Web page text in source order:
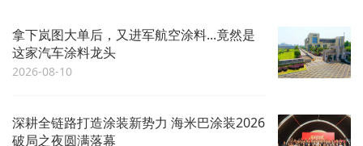
拿下岚图大单后，又进军航空涂料...竟然是
这家汽车涂料龙头
2026-08-10
深耕全链路打造涂装新势力 海米巴涂装2026
破局之夜圆满落幕